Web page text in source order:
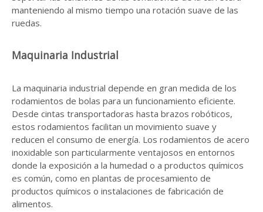
manteniendo al mismo tiempo una rotación suave de las
ruedas.
Maquinaria Industrial
La maquinaria industrial depende en gran medida de los
rodamientos de bolas para un funcionamiento eficiente.
Desde cintas transportadoras hasta brazos robóticos,
estos rodamientos facilitan un movimiento suave y
reducen el consumo de energía. Los rodamientos de acero
inoxidable son particularmente ventajosos en entornos
donde la exposición a la humedad o a productos químicos
es común, como en plantas de procesamiento de
productos químicos o instalaciones de fabricación de
alimentos.